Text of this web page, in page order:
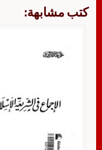
كتب مشابهة: